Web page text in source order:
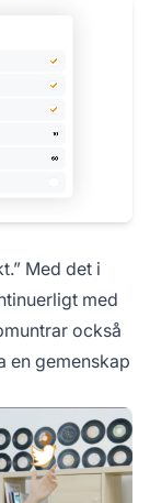
Med det i
med
också
en gemenskap